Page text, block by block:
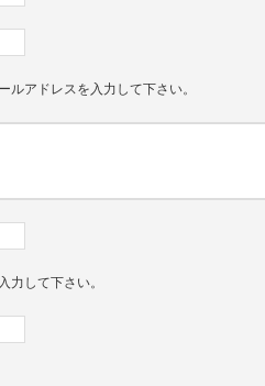
アドレスを入力して下さい。
力して下さい。